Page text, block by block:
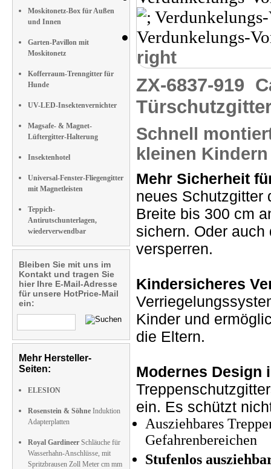
Moskitonetz-Box für Außen
und Innen
Garten-Pavillon mit
Moskitonetz
Kofferraum-Trenngitter für
Hunde
UV-LED-Insektenvernichter
Magsafe- & Magnet-
Lüftergitter-Halterung
Insektenhotel
Universal-Fenster-Fliegengitter
mit Magnetleisten
Teppich-
Antirutschunterlagen,
wiederverwendbar
Bleiben Sie mit uns im
Kontakt und tragen Sie
hier Ihre E-Mail-Adresse
für unsere HotPrice-Mail
ein:
Mehr Hersteller-
Seiten:
ELESION
Rosenstein & Söhne Induktion
Adapterplatten
Royal Gardineer Schläuche für
Wasserhahn-Anschlüsse, mit
Spritzbrausen Zoll Meter cm mm
right
ZX-6837-919
Schnell
kleinen
Mehr Sicherheit
neues Schutzgitter
Breite bis 300 cm
sichern. Oder
versperren.
Kindersicheres
Kinder und
die Eltern.
Modernes Design
ein. Es schützt
Ausziehbares
Gefahrenbereichen
Stufenlos